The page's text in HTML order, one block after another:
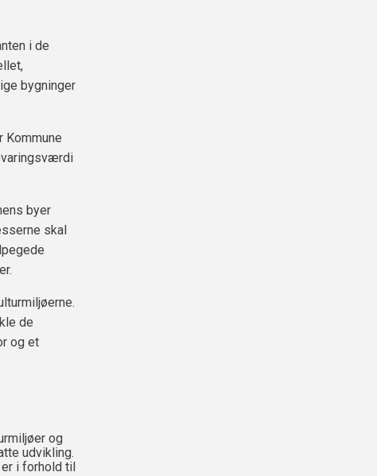
i de
bygninger
Kommune
byer
skal
de
og et
og
udvikling.
i forhold til